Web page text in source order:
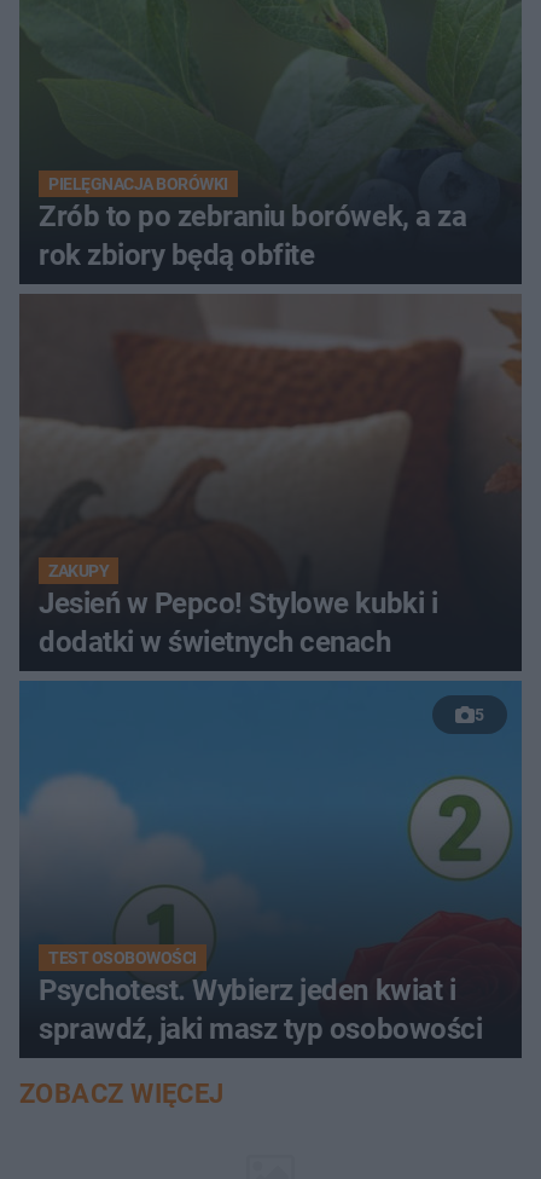
PIELĘGNACJA BORÓWKI
Zrób to po zebraniu borówek, a za
rok zbiory będą obfite
ZAKUPY
Jesień w Pepco! Stylowe kubki i
dodatki w świetnych cenach
5
TEST OSOBOWOŚCI
Psychotest. Wybierz jeden kwiat i
sprawdź, jaki masz typ osobowości
ZOBACZ WIĘCEJ